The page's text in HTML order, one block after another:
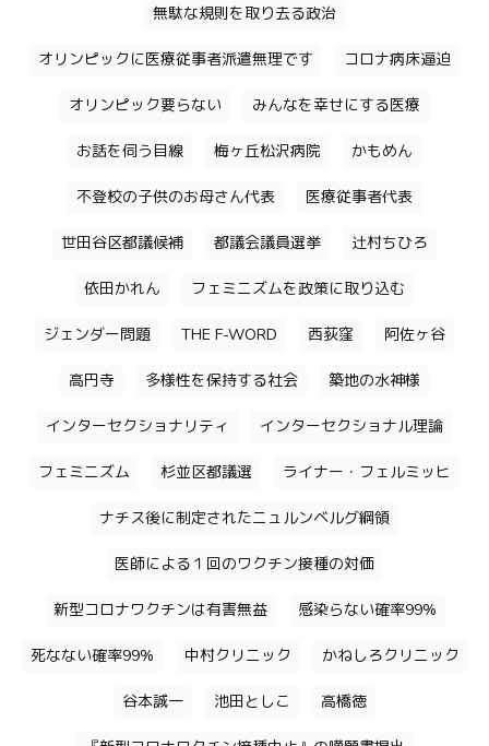
無駄な規則を取り去る政治
オリンピックに医療従事者派遣無理です コロナ病床逼迫
オリンピック要らない みんなを幸せにする医療
お話を伺う目線 梅ヶ丘松沢病院 かもめん
不登校の子供のお母さん代表 医療従事者代表
世田谷区都議候補 都議会議員選挙 辻村ちひろ
依田かれん フェミニズムを政策に取り込む
ジェンダー問題 THE F-WORD 西荻窪 阿佐ヶ谷
高円寺 多様性を保持する社会 築地の水神様
インターセクショナリティ インターセクショナル理論
フェミニズム 杉並区都議選 ライナー・フェルミッヒ
ナチス後に制定されたニュルンベルグ綱領
医師による１回のワクチン接種の対価
新型コロナワクチンは有害無益 感染らない確率99%
死なない確率99% 中村クリニック かねしろクリニック
谷本誠一 池田としこ 高橋徳